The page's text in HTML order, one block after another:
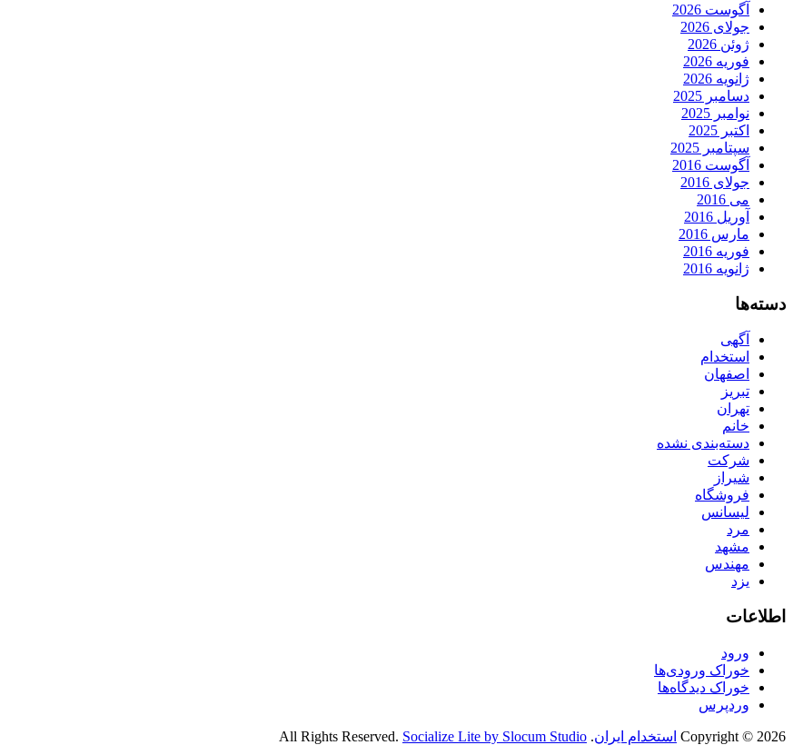
آگوست 2026
جولای 2026
ژوئن 2026
فوریه 2026
ژانویه 2026
دسامبر 2025
نوامبر 2025
اکتبر 2025
سپتامبر 2025
آگوست 2016
جولای 2016
می 2016
آوریل 2016
مارس 2016
فوریه 2016
ژانویه 2016
دسته‌ها
آگهی
استخدام
اصفهان
تبریز
تهران
خانم
دسته‌بندی نشده
شرکت
شیراز
فروشگاه
لیسانس
مرد
مشهد
مهندس
یزد
اطلاعات
ورود
خوراک ورودی‌ها
خوراک دیدگاه‌ها
وردپرس
Copyright © 2026 استخدام ایران. All Rights Reserved.
Socialize Lite by Slocum Studio